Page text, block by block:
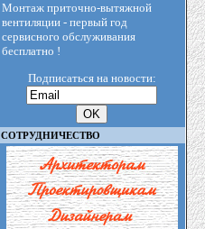
Монтаж приточно-вытяжной
вентиляции - первый год
сервисного обслуживания
бесплатно !
Подписаться на новости:
СОТРУДНИЧЕСТВО